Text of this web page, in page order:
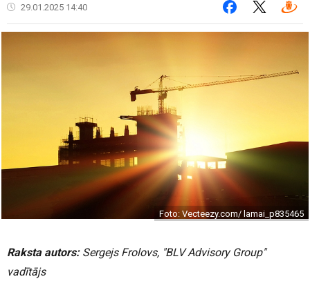
29.01.2025 14:40
Foto: Vecteezy.com/ lamai_p835465
Raksta autors:Sergejs Frolovs, "BLV Advisory Group"
vadītājs